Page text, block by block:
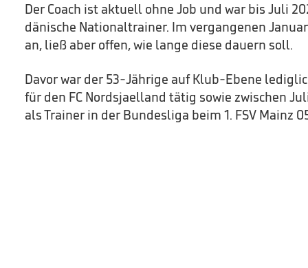
Der Coach ist aktuell ohne Job und war bis Juli
dänische Nationaltrainer. Im vergangenen
an, ließ aber offen, wie lange diese dauern soll.
Davor war der 53-Jährige auf Klub-Ebene
für den FC Nordsjaelland tätig sowie zwischen
als Trainer in der Bundesliga beim 1. FSV Mainz